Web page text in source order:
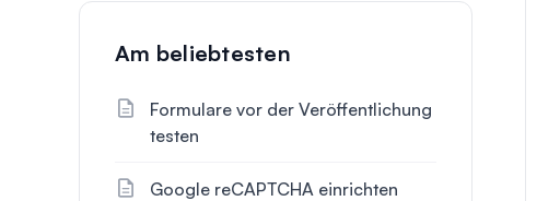
Am beliebtesten
Formulare vor der Veröffentlichung
testen
Google reCAPTCHA einrichten